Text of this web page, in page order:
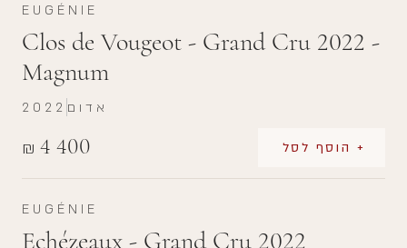
EUGÉNIE
Clos de Vougeot - Grand Cru 2022 -
Magnum
₪ 4 400 + הוסף לסל
2022 אדום
EUGÉNIE
Echézeaux - Grand Cru 2022